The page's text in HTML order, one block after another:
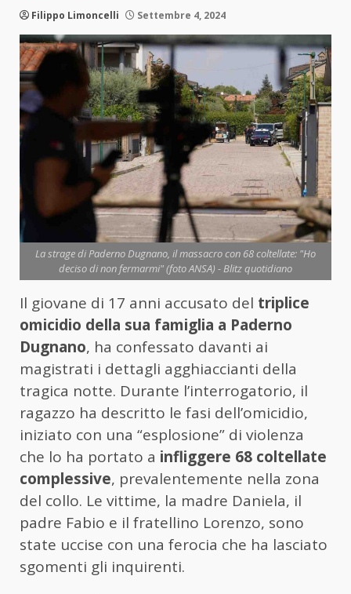
Filippo Limoncelli Settembre 4, 2024
La strage di Paderno Dugnano, il massacro con 68 coltellate: "Ho
deciso di non fermarmi" (foto ANSA) - Blitz quotidiano
Il giovane di 17 anni accusato del triplice
omicidio della sua famiglia a Paderno
Dugnano, ha confessato davanti ai
magistrati i dettagli agghiaccianti della
tragica notte. Durante l’interrogatorio, il
ragazzo ha descritto le fasi dell’omicidio,
iniziato con una “esplosione” di violenza
che lo ha portato a infliggere 68 coltellate
complessive, prevalentemente nella zona
del collo. Le vittime, la madre Daniela, il
padre Fabio e il fratellino Lorenzo, sono
state uccise con una ferocia che ha lasciato
sgomenti gli inquirenti.